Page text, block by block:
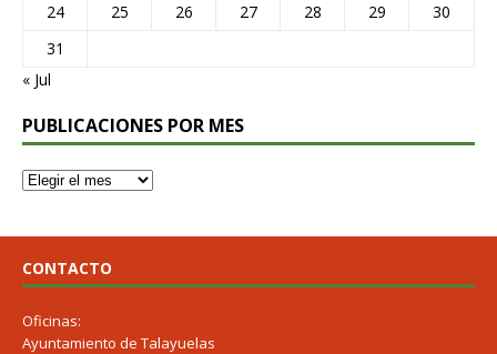
24
25 26 27 28 29
30
31
« Jul
PUBLICACIONES POR MES
CONTACTO
Oficinas:
Ayuntamiento de Talayuelas